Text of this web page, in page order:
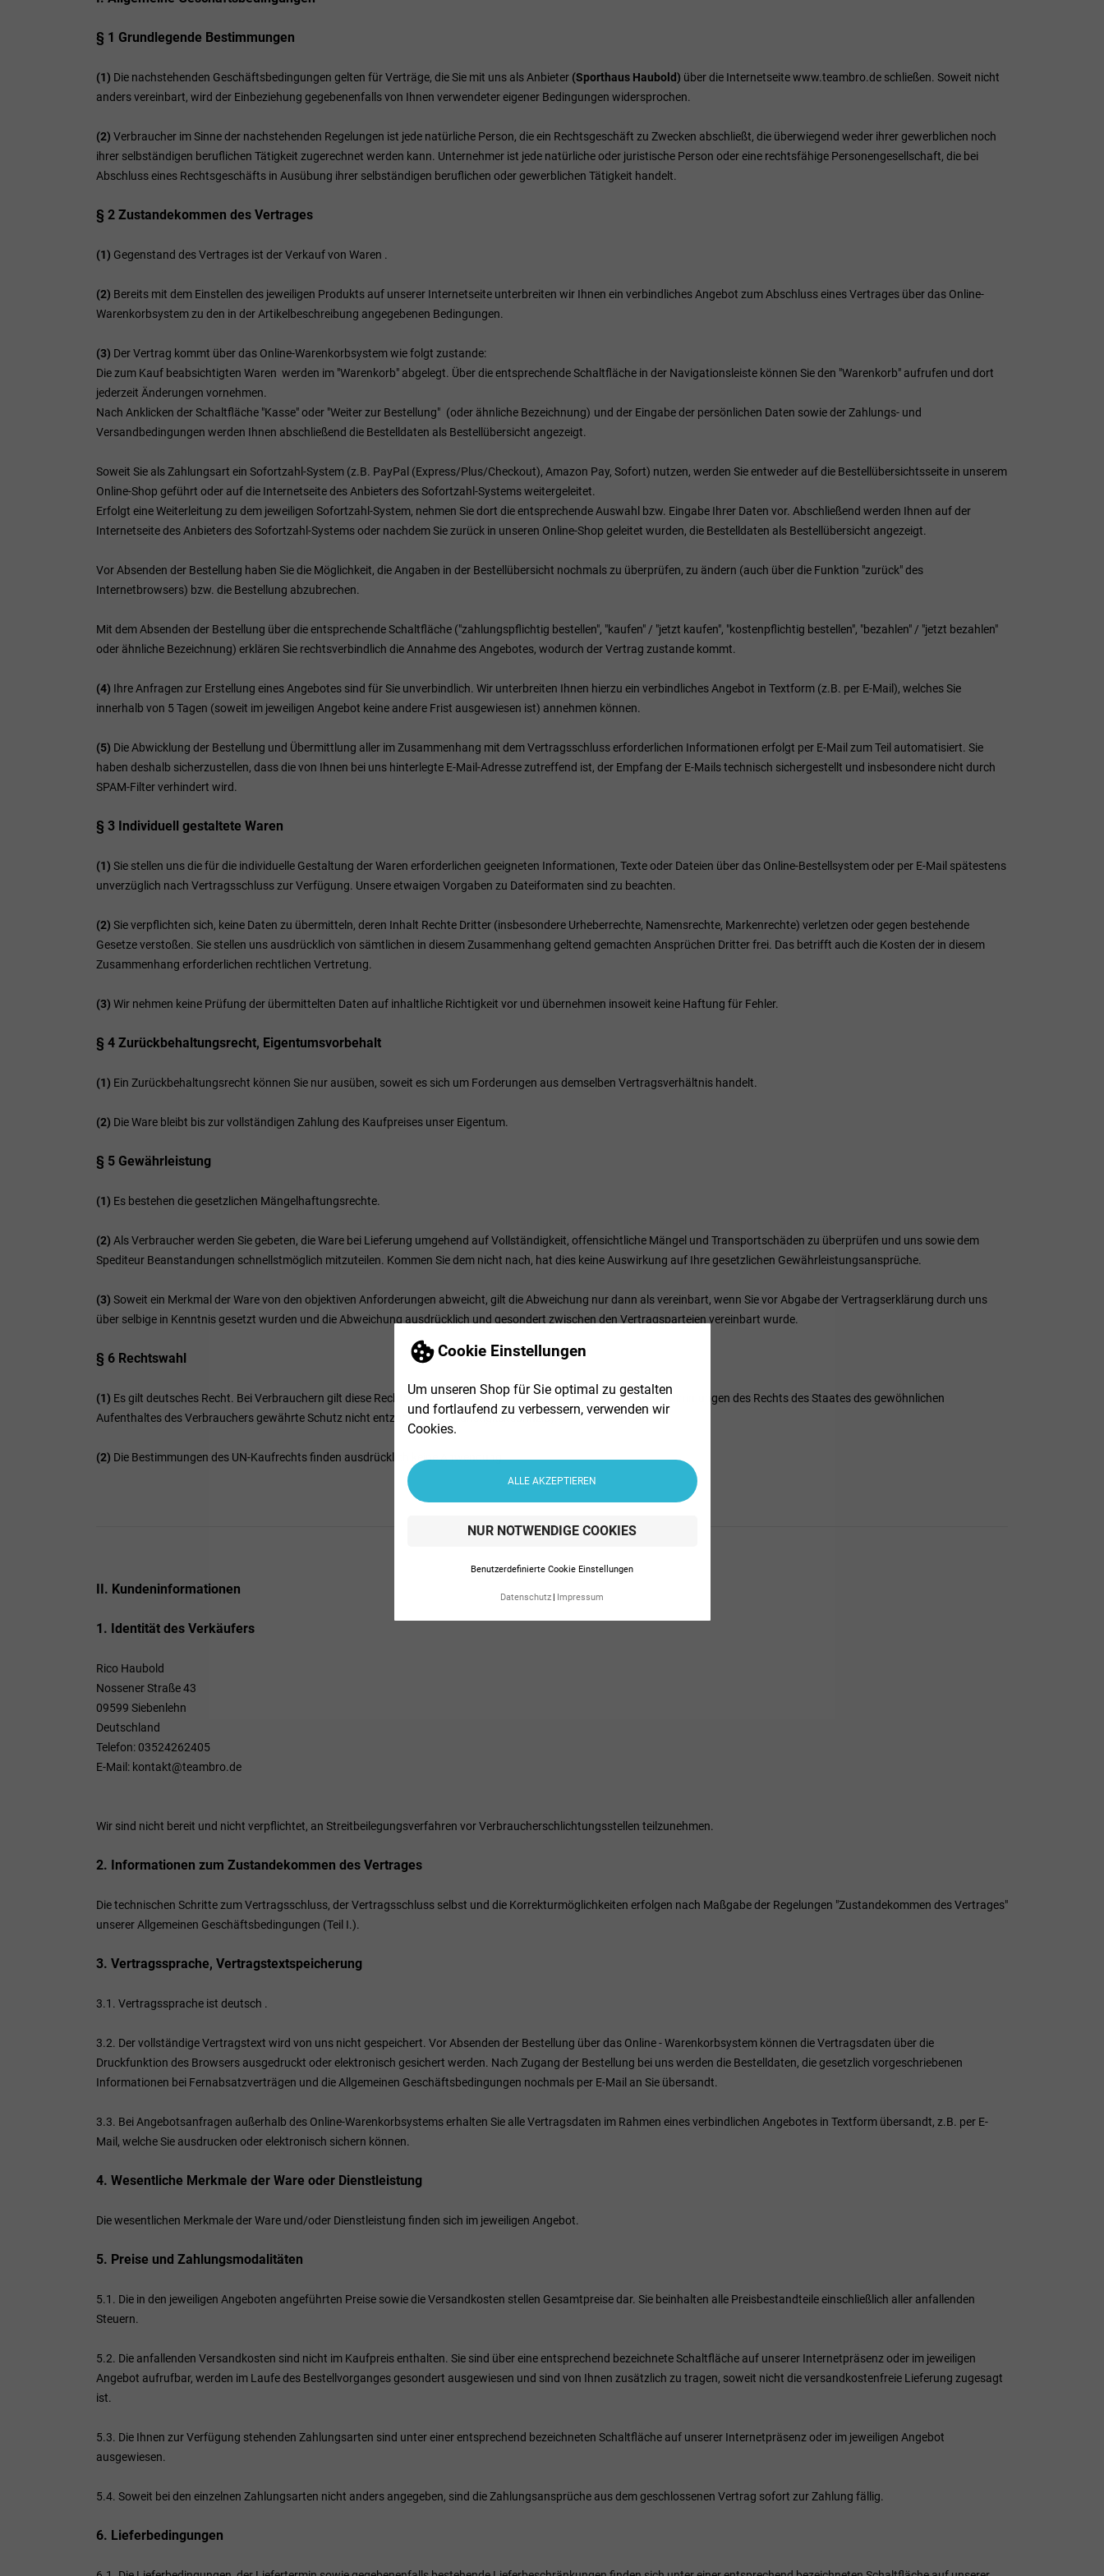
Cookie Einstellungen
Um unseren Shop für Sie optimal zu gestalten
und fortlaufend zu verbessern, verwenden wir
Cookies.
ALLE AKZEPTIEREN
NUR NOTWENDIGE COOKIES
Benutzerdefinierte Cookie Einstellungen
Datenschutz Impressum
§ 1 Grundlegende Bestimmungen
(1) Die nachstehenden Geschäftsbedingungen gelten für Verträge, die Sie mit uns als Anbieter (Sporthaus Haubold) über die Internetseite www.teambro.de schließen. Soweit nicht
anders vereinbart, wird der Einbeziehung gegebenenfalls von Ihnen verwendeter eigener Bedingungen widersprochen.
(2) Verbraucher im Sinne der nachstehenden Regelungen ist jede natürliche Person, die ein Rechtsgeschäft zu Zwecken abschließt, die überwiegend weder ihrer gewerblichen noch
ihrer selbständigen beruflichen Tätigkeit zugerechnet werden kann. Unternehmer ist jede natürliche oder juristische Person oder eine rechtsfähige Personengesellschaft, die bei
Abschluss eines Rechtsgeschäfts in Ausübung ihrer selbständigen beruflichen oder gewerblichen Tätigkeit handelt.
§ 2 Zustandekommen des Vertrages
(1) Gegenstand des Vertrages ist der Verkauf von Waren .
(2) Bereits mit dem Einstellen des jeweiligen Produkts auf unserer Internetseite unterbreiten wir Ihnen ein verbindliches Angebot zum Abschluss eines Vertrages über das Online-
Warenkorbsystem zu den in der Artikelbeschreibung angegebenen Bedingungen.
(3) Der Vertrag kommt über das Online-Warenkorbsystem wie folgt zustande:
Die zum Kauf beabsichtigten Waren werden im "Warenkorb" abgelegt. Über die entsprechende Schaltfläche in der Navigationsleiste können Sie den "Warenkorb" aufrufen und dort
jederzeit Änderungen vornehmen.
Nach Anklicken der Schaltfläche "Kasse" oder "Weiter zur Bestellung" (oder ähnliche Bezeichnung) und der Eingabe der persönlichen Daten sowie der Zahlungs- und
Versandbedingungen werden Ihnen abschließend die Bestelldaten als Bestellübersicht angezeigt.
Soweit Sie als Zahlungsart ein Sofortzahl-System (z.B. PayPal (Express/Plus/Checkout), Amazon Pay, Sofort) nutzen, werden Sie entweder auf die Bestellübersichtsseite in unserem
Online-Shop geführt oder auf die Internetseite des Anbieters des Sofortzahl-Systems weitergeleitet.
Erfolgt eine Weiterleitung zu dem jeweiligen Sofortzahl-System, nehmen Sie dort die entsprechende Auswahl bzw. Eingabe Ihrer Daten vor. Abschließend werden Ihnen auf der
Internetseite des Anbieters des Sofortzahl-Systems oder nachdem Sie zurück in unseren Online-Shop geleitet wurden, die Bestelldaten als Bestellübersicht angezeigt.
Vor Absenden der Bestellung haben Sie die Möglichkeit, die Angaben in der Bestellübersicht nochmals zu überprüfen, zu ändern (auch über die Funktion "zurück" des
Internetbrowsers) bzw. die Bestellung abzubrechen.
Mit dem Absenden der Bestellung über die entsprechende Schaltfläche ("zahlungspflichtig bestellen", "kaufen" / "jetzt kaufen", "kostenpflichtig bestellen", "bezahlen" / "jetzt bezahlen"
oder ähnliche Bezeichnung) erklären Sie rechtsverbindlich die Annahme des Angebotes, wodurch der Vertrag zustande kommt.
(4) Ihre Anfragen zur Erstellung eines Angebotes sind für Sie unverbindlich. Wir unterbreiten Ihnen hierzu ein verbindliches Angebot in Textform (z.B. per E-Mail), welches Sie
innerhalb von 5 Tagen (soweit im jeweiligen Angebot keine andere Frist ausgewiesen ist) annehmen können.
(5) Die Abwicklung der Bestellung und Übermittlung aller im Zusammenhang mit dem Vertragsschluss erforderlichen Informationen erfolgt per E-Mail zum Teil automatisiert. Sie
haben deshalb sicherzustellen, dass die von Ihnen bei uns hinterlegte E-Mail-Adresse zutreffend ist, der Empfang der E-Mails technisch sichergestellt und insbesondere nicht durch
SPAM-Filter verhindert wird.
§ 3 Individuell gestaltete Waren
(1) Sie stellen uns die für die individuelle Gestaltung der Waren erforderlichen geeigneten Informationen, Texte oder Dateien über das Online-Bestellsystem oder per E-Mail spätestens
unverzüglich nach Vertragsschluss zur Verfügung. Unsere etwaigen Vorgaben zu Dateiformaten sind zu beachten.
(2) Sie verpflichten sich, keine Daten zu übermitteln, deren Inhalt Rechte Dritter (insbesondere Urheberrechte, Namensrechte, Markenrechte) verletzen oder gegen bestehende
Gesetze verstoßen. Sie stellen uns ausdrücklich von sämtlichen in diesem Zusammenhang geltend gemachten Ansprüchen Dritter frei. Das betrifft auch die Kosten der in diesem
Zusammenhang erforderlichen rechtlichen Vertretung.
(3) Wir nehmen keine Prüfung der übermittelten Daten auf inhaltliche Richtigkeit vor und übernehmen insoweit keine Haftung für Fehler.
§ 4 Zurückbehaltungsrecht, Eigentumsvorbehalt
(1) Ein Zurückbehaltungsrecht können Sie nur ausüben, soweit es sich um Forderungen aus demselben Vertragsverhältnis handelt.
(2) Die Ware bleibt bis zur vollständigen Zahlung des Kaufpreises unser Eigentum.
§ 5 Gewährleistung
(1) Es bestehen die gesetzlichen Mängelhaftungsrechte.
(2) Als Verbraucher werden Sie gebeten, die Ware bei Lieferung umgehend auf Vollständigkeit, offensichtliche Mängel und Transportschäden zu überprüfen und uns sowie dem
Spediteur Beanstandungen schnellstmöglich mitzuteilen. Kommen Sie dem nicht nach, hat dies keine Auswirkung auf Ihre gesetzlichen Gewährleistungsansprüche.
(3) Soweit ein Merkmal der Ware von den objektiven Anforderungen abweicht, gilt die Abweichung nur dann als vereinbart, wenn Sie vor Abgabe der Vertragserklärung durch uns
über selbige in Kenntnis gesetzt wurden und die Abweichung ausdrücklich und gesondert zwischen den Vertragsparteien vereinbart wurde.
§ 6 Rechtswahl
(1) Es gilt deutsches Recht. Bei Verbrauchern gilt diese Rechtswahl nur, soweit hierdurch der durch zwingende Bestimmungen des Rechts des Staates des gewöhnlichen
Aufenthaltes des Verbrauchers gewährte Schutz nicht entzogen wird (Günstigkeitsprinzip).
(2) Die Bestimmungen des UN-Kaufrechts finden ausdrücklich keine Anwendung.
II. Kundeninformationen
1. Identität des Verkäufers
Rico Haubold
Nossener Straße 43
09599 Siebenlehn
Deutschland
Telefon: 03524262405
E-Mail: kontakt@teambro.de
Wir sind nicht bereit und nicht verpflichtet, an Streitbeilegungsverfahren vor Verbraucherschlichtungsstellen teilzunehmen.
2. Informationen zum Zustandekommen des Vertrages
Die technischen Schritte zum Vertragsschluss, der Vertragsschluss selbst und die Korrekturmöglichkeiten erfolgen nach Maßgabe der Regelungen "Zustandekommen des Vertrages"
unserer Allgemeinen Geschäftsbedingungen (Teil I.).
3. Vertragssprache, Vertragstextspeicherung
3.1. Vertragssprache ist deutsch .
3.2. Der vollständige Vertragstext wird von uns nicht gespeichert. Vor Absenden der Bestellung über das Online - Warenkorbsystem können die Vertragsdaten über die
Druckfunktion des Browsers ausgedruckt oder elektronisch gesichert werden. Nach Zugang der Bestellung bei uns werden die Bestelldaten, die gesetzlich vorgeschriebenen
Informationen bei Fernabsatzverträgen und die Allgemeinen Geschäftsbedingungen nochmals per E-Mail an Sie übersandt.
3.3. Bei Angebotsanfragen außerhalb des Online-Warenkorbsystems erhalten Sie alle Vertragsdaten im Rahmen eines verbindlichen Angebotes in Textform übersandt, z.B. per E-
Mail, welche Sie ausdrucken oder elektronisch sichern können.
4. Wesentliche Merkmale der Ware oder Dienstleistung
Die wesentlichen Merkmale der Ware und/oder Dienstleistung finden sich im jeweiligen Angebot.
5. Preise und Zahlungsmodalitäten
5.1. Die in den jeweiligen Angeboten angeführten Preise sowie die Versandkosten stellen Gesamtpreise dar. Sie beinhalten alle Preisbestandteile einschließlich aller anfallenden
Steuern.
5.2. Die anfallenden Versandkosten sind nicht im Kaufpreis enthalten. Sie sind über eine entsprechend bezeichnete Schaltfläche auf unserer Internetpräsenz oder im jeweiligen
Angebot aufrufbar, werden im Laufe des Bestellvorganges gesondert ausgewiesen und sind von Ihnen zusätzlich zu tragen, soweit nicht die versandkostenfreie Lieferung zugesagt
ist.
5.3. Die Ihnen zur Verfügung stehenden Zahlungsarten sind unter einer entsprechend bezeichneten Schaltfläche auf unserer Internetpräsenz oder im jeweiligen Angebot
ausgewiesen.
5.4. Soweit bei den einzelnen Zahlungsarten nicht anders angegeben, sind die Zahlungsansprüche aus dem geschlossenen Vertrag sofort zur Zahlung fällig.
6. Lieferbedingungen